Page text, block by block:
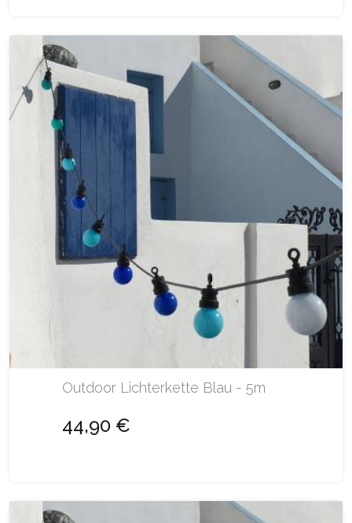
Outdoor Lichterkette Blau - 5m
44,90 €